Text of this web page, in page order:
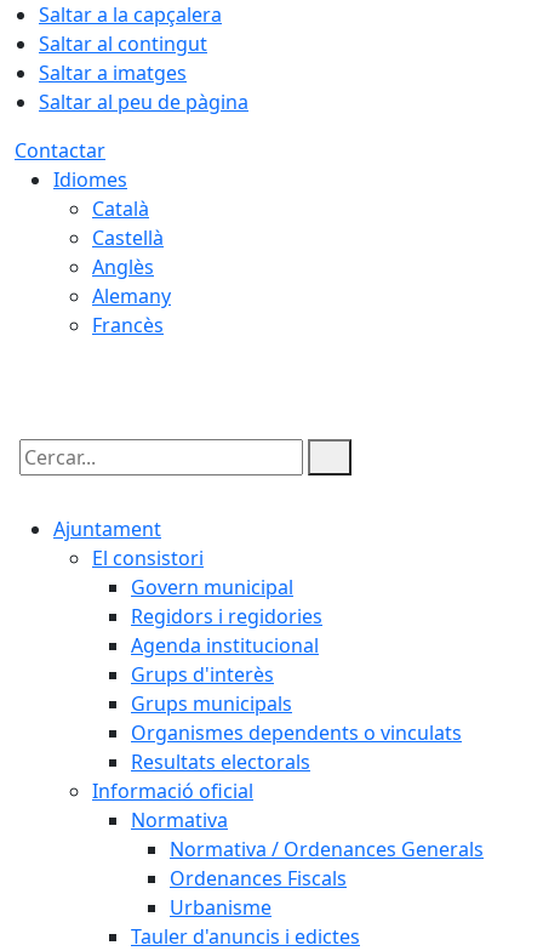
Saltar a la capçalera
Saltar al contingut
Saltar a imatges
Saltar al peu de pàgina
Contactar
Idiomes
Català
Castellà
Anglès
Alemany
Francès
Cercar:
Ajuntament
El consistori
Govern municipal
Regidors i regidories
Agenda institucional
Grups d'interès
Grups municipals
Organismes dependents o vinculats
Resultats electorals
Informació oficial
Normativa
Normativa / Ordenances Generals
Ordenances Fiscals
Urbanisme
Tauler d'anuncis i edictes